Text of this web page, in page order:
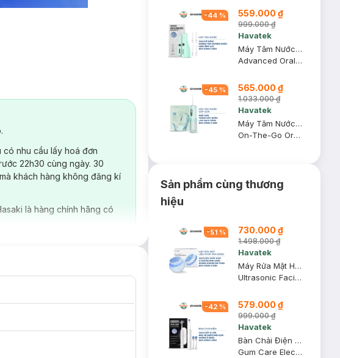
cận.
nhu cầu lấy hoá đơn
22h30 cùng ngày. 30
khách hàng không đăng kí
là hàng chính hãng có
-44 % 559.000 ₫
999.000 ₫
Havatek
Máy Tăm Nước Havatek Cao Cấp Màu Xanh Mint
Advanced Oral Irrigator
-45 % 565.000 ₫
1.033.000 ₫
Havatek
Máy Tăm Nước Gấp Gọn Havatek Cao Cấp Màu Xanh Mint
On-The-Go Oral Irrigator
Sản phẩm cùng thương
hiệu
-51 % 730.000 ₫
1.498.000 ₫
Havatek
Máy Rửa Mặt Havatek Sóng Siêu Âm & Liệu Pháp Ánh Sáng Màu Xanh
Ultrasonic Facial Cleansing Brush
-42 % 579.000 ₫
999.000 ₫
Havatek
Bàn Chải Điện Havatek Giảm Chấn Nướu Màu Trắng
Gum Care Electric Toothbrush